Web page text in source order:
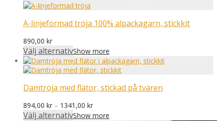
A-linjeformad tröja 100% alpackagarn, stickkit
890,00 kr
Välj alternativShow more
Damtröja med flätor, stickad på tvären
894,00 kr – 1341,00 krPrisintervall:
894,00 kr
Välj alternativShow more